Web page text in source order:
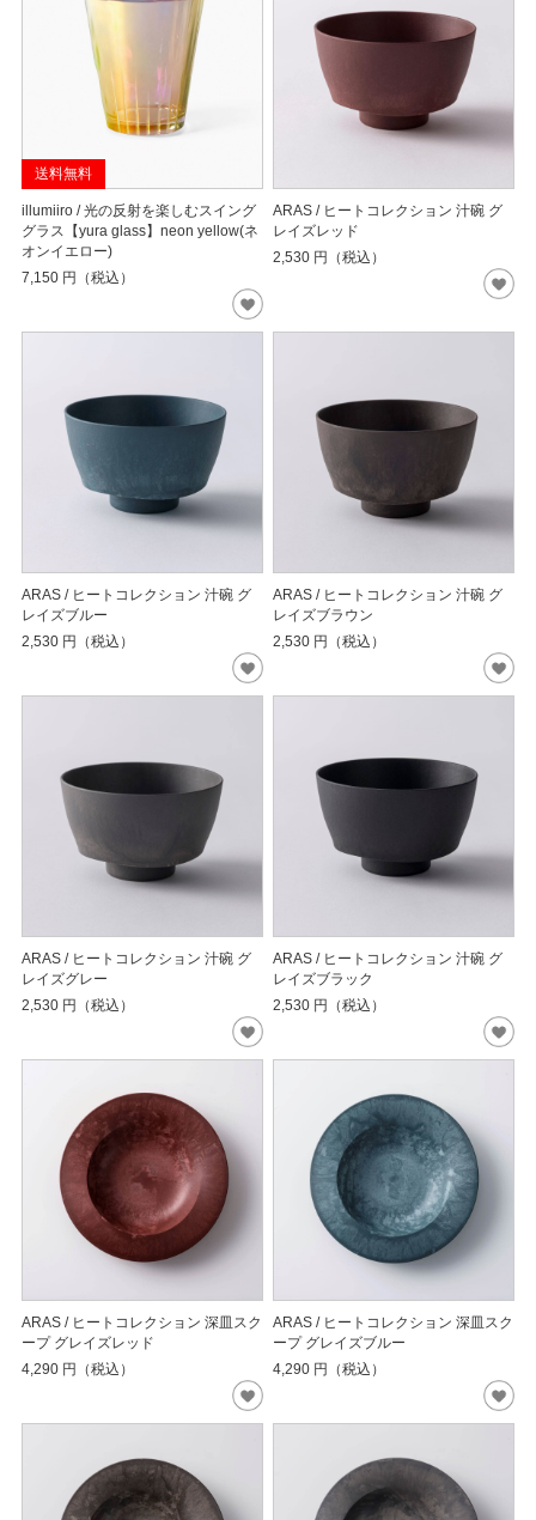
送料無料
illumiiro / 光の反射を楽しむスイング
グラス【yura glass】neon yellow(ネ
オンイエロー)
7,150 円（税込）
ARAS / ヒートコレクション 汁碗 グ
レイズレッド
2,530 円（税込）
ARAS / ヒートコレクション 汁碗 グ
レイズブルー
2,530 円（税込）
ARAS / ヒートコレクション 汁碗 グ
レイズブラウン
2,530 円（税込）
ARAS / ヒートコレクション 汁碗 グ
レイズグレー
2,530 円（税込）
ARAS / ヒートコレクション 汁碗 グ
レイズブラック
2,530 円（税込）
ARAS / ヒートコレクション 深皿スク
ープ グレイズレッド
4,290 円（税込）
ARAS / ヒートコレクション 深皿スク
ープ グレイズブルー
4,290 円（税込）